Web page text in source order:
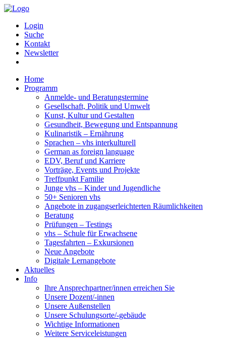
Login
Suche
Kontakt
Newsletter
Home
Programm
Anmelde- und Beratungstermine
Gesellschaft, Politik und Umwelt
Kunst, Kultur und Gestalten
Gesundheit, Bewegung und Entspannung
Kulinaristik – Ernährung
Sprachen – vhs interkulturell
German as foreign language
EDV, Beruf und Karriere
Vorträge, Events und Projekte
Treffpunkt Familie
Junge vhs – Kinder und Jugendliche
50+ Senioren vhs
Angebote in zugangserleichterten Räumlichkeiten
Beratung
Prüfungen – Testings
vhs – Schule für Erwachsene
Tagesfahrten – Exkursionen
Neue Angebote
Digitale Lernangebote
Aktuelles
Info
Ihre Ansprechpartner/innen erreichen Sie
Unsere Dozent/-innen
Unsere Außenstellen
Unsere Schulungsorte/-gebäude
Wichtige Informationen
Weitere Serviceleistungen